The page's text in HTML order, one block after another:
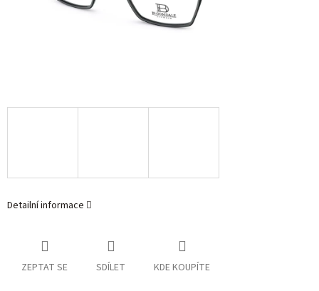
Detailní informace
ZEPTAT SE SDÍLET KDE KOUPÍTE